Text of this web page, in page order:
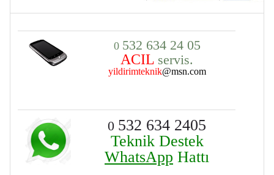
0 532 634 24 05
ACIL servis.
yildirimteknik@msn.com
0 532 634 2405
Teknik Destek
WhatsApp Hattı